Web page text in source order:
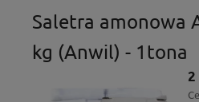
Saletra amonowa
kg (Anwil) - 1tona
2